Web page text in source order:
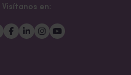
Visítanos en: